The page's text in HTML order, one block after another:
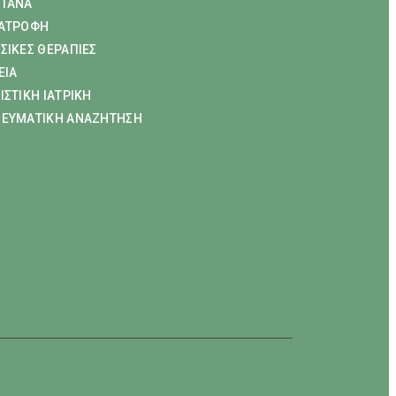
ΘΕΡΑΠΙΕΣ
ΙΑΤΡΙΚΗ
ΑΝΑΖΗΤΗΣΗ